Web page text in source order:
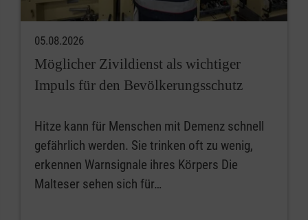
05.08.2026
Möglicher Zivildienst als wichtiger
Impuls für den Bevölkerungsschutz
Hitze kann für Menschen mit Demenz schnell
gefährlich werden. Sie trinken oft zu wenig,
erkennen Warnsignale ihres Körpers Die
Malteser sehen sich für…